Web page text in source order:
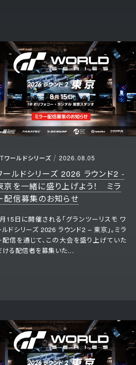
ワールドシリーズ 2026.08.05
ールドシリーズ 2026 ラウンド2 -
京を一緒に盛り上げよう！ ミラ
配信募集のお知らせ
15日に開催される「グランツーリスモ ワ
ルドシリーズ 2026 ラウンド2 – 東京」。ミラ
配信を通じて、この大会を盛り上げていた
ける配信者を募集いた...